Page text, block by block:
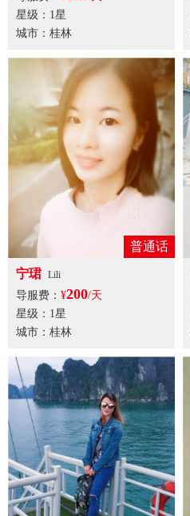
星级：1星
城市：桂林
普通话
宁珺 Lili
导服费： ¥200/天
星级：1星
城市：桂林